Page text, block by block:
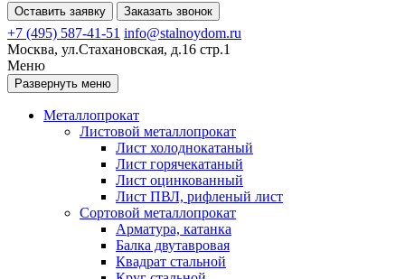
Оставить заявку Заказать звонок
+7 (495) 587-41-51 info@stalnoydom.ru
Москва, ул.Стахановская, д.16 стр.1
Меню
Развернуть меню
Металлопрокат
Листовой металлопрокат
Лист холоднокатаный
Лист горячекатаный
Лист оцинкованный
Лист ПВЛ, рифленый лист
Сортовой металлопрокат
Арматура, катанка
Балка двутавровая
Квадрат стальной